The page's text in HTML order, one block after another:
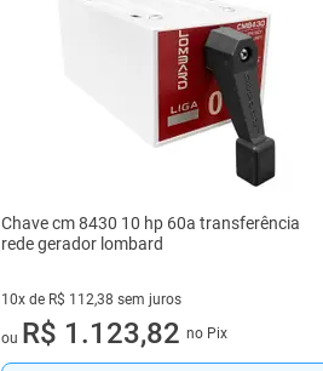
Chave cm 8430 10 hp 60a transferência
rede gerador lombard
10x de R$ 112,38 sem juros
10 vez de R$ 112,38 sem juros
ou R$ 1.123,82 no Pix